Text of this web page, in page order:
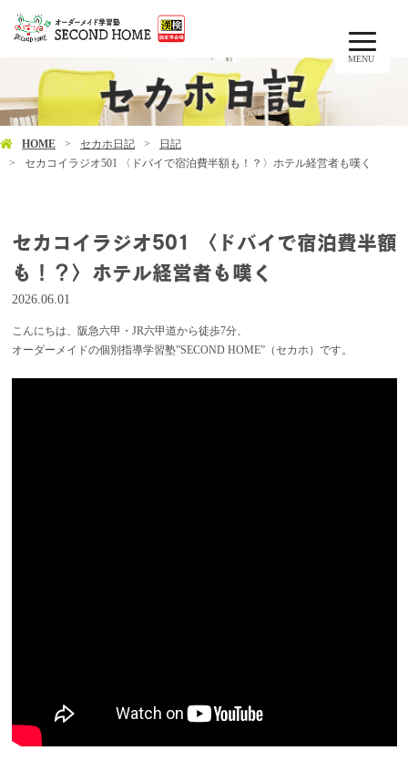
MENU
HOME セカホ日記
日記
セカコイラジオ501 〈ドバイで宿泊費半額も！？〉ホテル経営者も嘆く
セカコイラジオ501 〈ドバイで宿泊費半額
も！？〉ホテル経営者も嘆く
2026.06.01
こんにちは、阪急六甲・JR六甲道から徒歩7分、
オーダーメイドの個別指導学習塾”SECOND HOME”（セカホ）です。